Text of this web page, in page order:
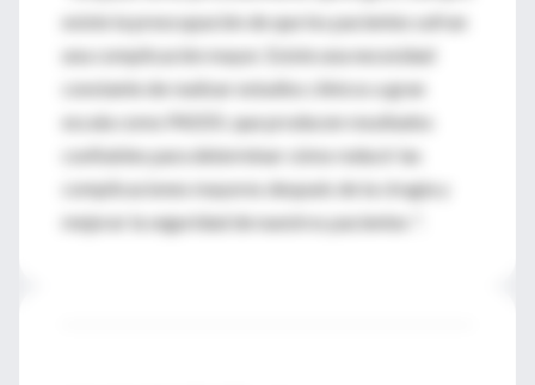
existe la preocupación de que los pacientes sufran
una complicación mayor. Existe una necesidad
constante de realizar estudios clínicos a gran
escala como PADDI, que producen resultados
confiables para determinar cómo reducir las
complicaciones mayores después de la cirugía y
mejorar la seguridad de nuestros pacientes ".